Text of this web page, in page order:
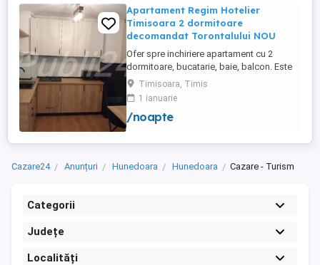
Apartament Regim Hotelier
Timisoara 2 dormitoare
decomandat Torontalului NOU
Ofer spre inchiriere apartament cu 2
dormitoare, bucatarie, baie, balcon. Este
complet utilat si mobilat nou, clima,
internet, tv, video interfon masina de
spalat haine, lenjerii, prosoape,
consumabile. In incinta complexului de
de joaca pentru copii. Apartamentul ...
Timisoara, Timis
1 ianuarie
/noapte
Cazare24 Anunțuri Hunedoara Hunedoara Cazare - Turism
Categorii
Județe
Localități